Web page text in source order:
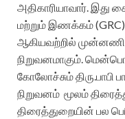
அதிகாரியாவார். இது
மற்றும் இணக்கம் (GRC)
ஆகியவற்றில் முன்னணி
நிறுவனமாகும்.
கோலோச்சும் திரு.பாபி
நிறுவனம் மூலம்
திரைத்துறையின் பல